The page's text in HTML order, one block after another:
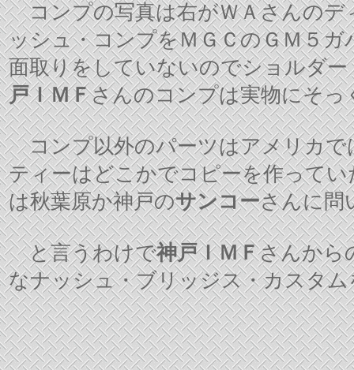
コンプの写真は右がＷＡさんのデ
ッシュ・コンプをＭＧＣのＧＭ５
面取りをしていないのでショルダ
戸ＩＭＦさんのコンプは実物にそっ
コンプ以外のパーツはアメリカで
ティーはどこかでコピーを作って
は秋葉原か神戸のサンコーさんに問
と言うわけで神戸ＩＭＦさんから
なナッシュ・ブリッジス・カスタ
Special